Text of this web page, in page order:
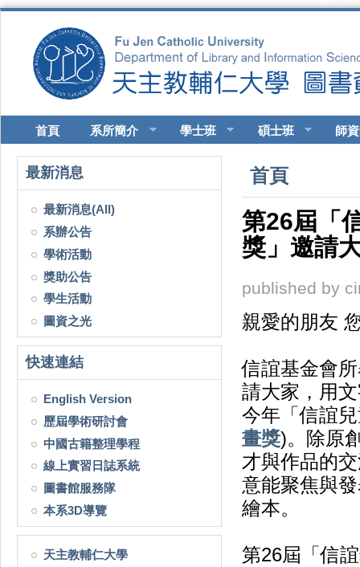
首頁 系所簡介 學士班 碩士班 師
最新消息
最新消息(All)
系辦公告
學術活動
獎助公告
學生活動
圖資之光
快速連結
English Version
歷屆學術研討會
中國古籍整理學程
線上實習日誌系統
圖書館服務隊
本系3D導覽
天主教輔仁大學
您在這裡
首頁
第26屆「
獎」邀請
published by
親愛的朋友
信誼基金會
請大家，用
今年「信誼
畫獎)。除原
才與作品的
意能聚焦與
繪本。
第26屆「信